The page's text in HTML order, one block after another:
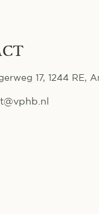
17, 1244 RE,